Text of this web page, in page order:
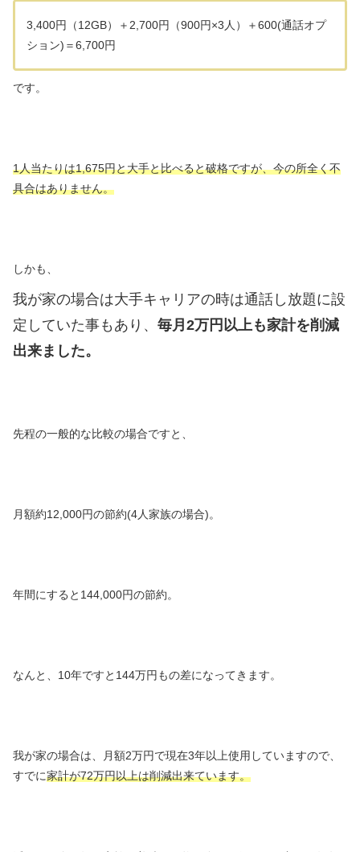
3,400円（12GB）＋2,700円（900円×3人）＋600(通話オプ
ション)＝6,700円
です。
1人当たりは1,675円と大手と比べると破格ですが、今の所全く不
具合はありません。
しかも、
我が家の場合は大手キャリアの時は通話し放題に設
定していた事もあり、 毎月2万円以上も家計を削減
出来ました。
先程の一般的な比較の場合ですと、
月額約12,000円の節約(4人家族の場合)。
年間にすると144,000円の節約。
なんと、10年ですと144万円もの差になってきます。
我が家の場合は、月額2万円で現在3年以上使用していますので、
すでに家計が72万円以上は削減出来ています。